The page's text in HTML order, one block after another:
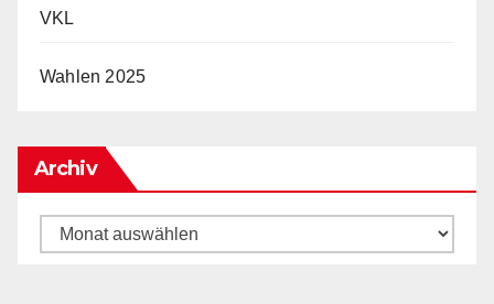
VKL
Wahlen 2025
Archiv
Archiv